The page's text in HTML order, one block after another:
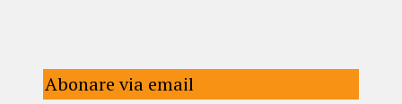
Abonare via email